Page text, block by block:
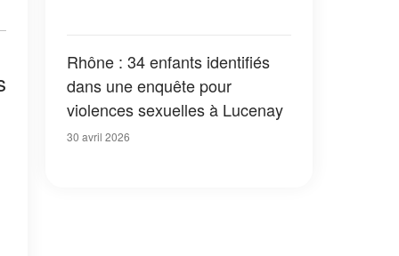
Rhône : 34 enfants identifiés
dans une enquête pour
violences sexuelles à Lucenay
30 avril 2026